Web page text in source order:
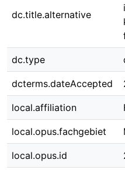
dc.title.alternative
dc.type
dcterms.dateAccepted
local.affiliation
local.opus.fachgebiet
local.opus.id